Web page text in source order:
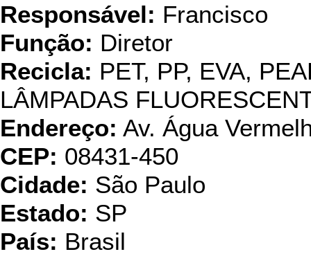
Responsável: Francisco
Função: Diretor
Recicla: PET, PP, EVA,
LÂMPADAS
Endereço: Av. Água
CEP: 08431-450
Cidade: São Paulo
Estado: SP
País: Brasil